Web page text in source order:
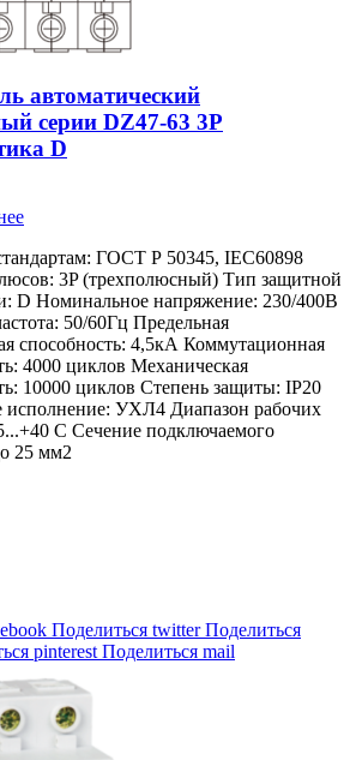
автоматический
серии DZ47-63 3P
D
ГОСТ Р 50345, IEC60898
3P (трехполюсный) Тип защитной
D Номинальное напряжение: 230/400В
50/60Гц Предельная
способность: 4,5кА Коммутационная
4000 циклов Механическая
10000 циклов Степень защиты: IP20
исполнение: УХЛ4 Диапазон рабочих
С Сечение подключаемого
25 мм2
Поделиться twitterПоделиться
pinterest Поделиться mail